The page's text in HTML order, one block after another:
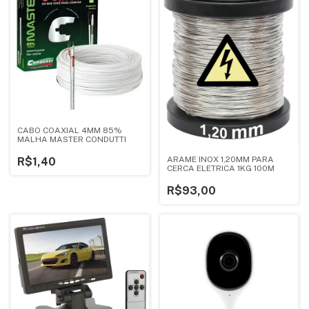
CABO COAXIAL 4MM 85%
MALHA MASTER CONDUTTI
R$1,40
ARAME INOX 1,20MM PARA
CERCA ELETRICA 1KG 100M
R$93,00